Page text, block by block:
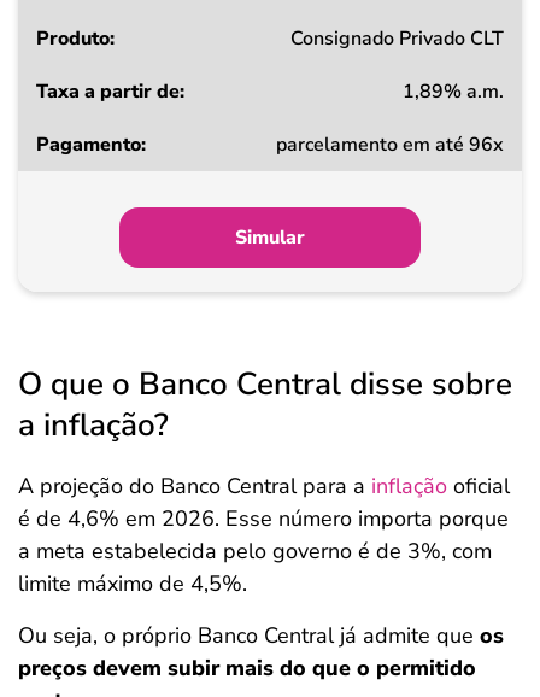
Consignado Privado CLT
1,89% a.m.
parcelamento em até 96x
Simular
O que o Banco Central disse sobre
a inflação?
A projeção do Banco Central para a inflação oficial
é de 4,6% em 2026. Esse número importa porque
a meta estabelecida pelo governo é de 3%, com
limite máximo de 4,5%.
Ou seja, o próprio Banco Central já admite que os
preços devem subir mais do que o permitido